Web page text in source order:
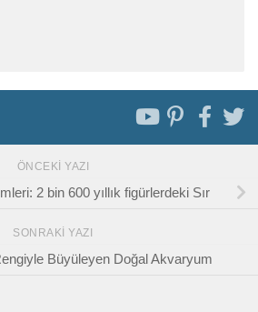
ÖNCEKI YAZI
2 bin 600 yıllık figürlerdeki Sır
SONRAKI YAZI
Büyüleyen Doğal Akvaryum